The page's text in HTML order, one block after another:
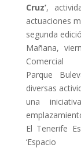
Cruz’,
actuaciones
segunda
Mañana,
Comercial
Parque
diversas
una
El Tenerife
‘Espacio